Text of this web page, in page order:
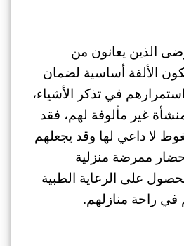
الذين يعانون من
الألفة أساسية لضمان
في تذكر الأشياء،
غير مألوفة لهم، فقد
لا داعي لها وقد يجعلهم
ممرضة منزلية
على الرعاية الطبية
في راحة منازلهم.